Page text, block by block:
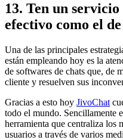
13. Ten un
efectivo como el
Una de las principales
están empleando hoy es la
de softwares de chats que, de
cliente y resuelven sus
Gracias a esto hoy JivoChat
todo el mundo. Sencillamente
herramienta que centraliza los
usuarios a través de varios